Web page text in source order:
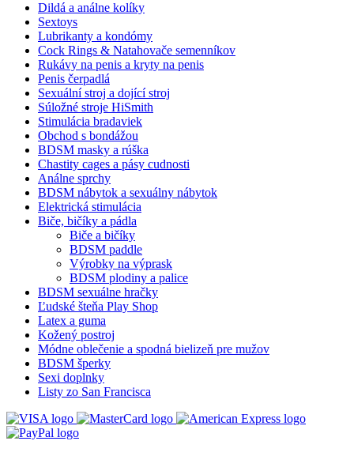
Dildá a análne kolíky
Sextoys
Lubrikanty a kondómy
Cock Rings & Natahovače semenníkov
Rukávy na penis a kryty na penis
Penis čerpadlá
Sexuální stroj a dojící stroj
Súložné stroje HiSmith
Stimulácia bradaviek
Obchod s bondážou
BDSM masky a rúška
Chastity cages a pásy cudnosti
Análne sprchy
BDSM nábytok a sexuálny nábytok
Elektrická stimulácia
Biče, bičíky a pádla
Biče a bičíky
BDSM paddle
Výrobky na výprask
BDSM plodiny a palice
BDSM sexuálne hračky
Ľudské šteňa Play Shop
Latex a guma
Kožený postroj
Módne oblečenie a spodná bielizeň pre mužov
BDSM šperky
Sexi doplnky
Listy zo San Francisca